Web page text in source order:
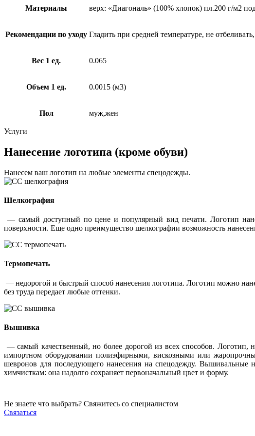
Материалы верх: «Диагональ» (100% хлопок) пл.200 г/м2
Рекомендации по уходу Гладить при средней температуре, не
Вес 1 ед. 0.065
Объем 1 ед. 0.0015 (м3)
Пол муж,жен
Услуги
Нанесение логотипа (кроме обуви)
Нанесем ваш логотип на любые элементы спецодежды.
Шелкография
— самый доступный по цене и популярный вид печати. Логотип
поверхности. Еще одно преимущество шелкографии возможность
Термопечать
— недорогой и быстрый способ нанесения логотипа. Логотип можно
без труда передает любые оттенки.
Вышивка
— самый качественный, но более дорогой из всех способов.
импортном оборудовании полиэфирными, вискозными или
шевронов для последующего нанесения на спецодежду.
химчисткам: она надолго сохраняет первоначальный цвет и форму.
Не знаете что выбрать? Свяжитесь со специалистом
Связаться